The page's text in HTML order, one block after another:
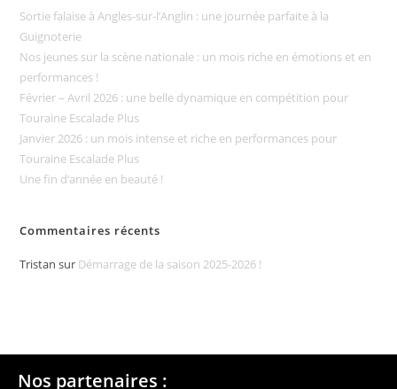
Sortie falaise à Angles-sur-l’Anglin : une journée parfaite à la
Guignoterie
Nos jeunes sur la scène nationale : un mois riche en émotions et en
performances !
Février – Avril 2026 : une belle dynamique en compétition pour
Touraine Escalade Plus
Janvier 2026 : un mois intense et riche en performances pour
Touraine Escalade Plus
Une fin d’année en beauté !
Commentaires récents
Tristan sur Démarrage de la saison 2025-2026 !
Nos partenaires :